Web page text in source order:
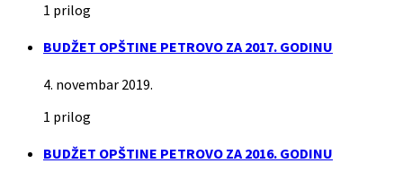
1 prilog
BUDŽET OPŠTINE PETROVO ZA 2017. GODINU
4. novembar 2019.
1 prilog
BUDŽET OPŠTINE PETROVO ZA 2016. GODINU